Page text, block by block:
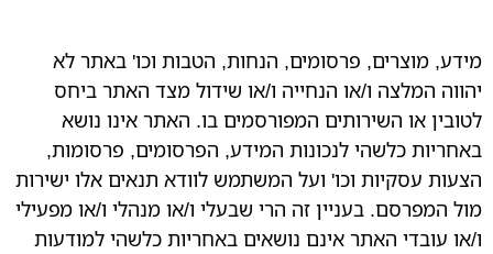
מידע, מוצרים, פרסומים, הנחות, הטבות וכו' באתר לא
יהווה המלצה ו/או הנחייה ו/או שידול מצד האתר ביחס
לטובין או השירותים המפורסמים בו. האתר אינו נושא
באחריות כלשהי לנכונות המידע, הפרסומים, פרסומות,
הצעות עסקיות וכו' ועל המשתמש לוודא תנאים אלו ישירות
מול המפרסם. בעניין זה הרי שבעלי ו/או מנהלי ו/או מפעילי
ו/או עובדי האתר אינם נושאים באחריות כלשהי למודעות